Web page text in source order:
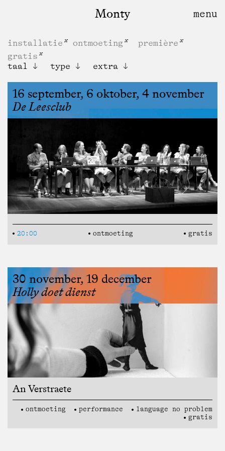
Monty
installatie ontmoeting
première
gratis
taal
type extra
16 september, 6 oktober, 4 november
De Leesclub
20:00 ontmoeting gratis
30 november, 19 december
Holly doet dienst
An Verstraete
ontmoeting performance
language no problem
gratis